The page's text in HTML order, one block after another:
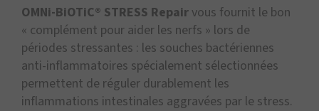
OMNi-BiOTiC® STRESS Repair vous fournit le bon
« complément pour aider les nerfs » lors de
périodes stressantes : les souches bactériennes
anti-inflammatoires spécialement sélectionnées
permettent de réguler durablement les
inflammations intestinales aggravées par le stress.